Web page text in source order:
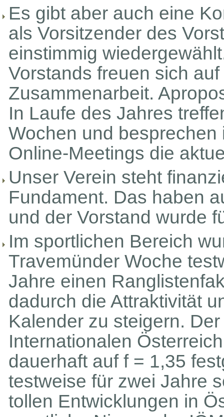
Es gibt aber auch eine
als Vorsitzender des
einstimmig
Vorstands freuen sich
Zusammenarbeit.
In Laufe des Jahres
Wochen und
Online-Meetings die
Unser Verein steht
Fundament. Das haben
und der Vorstand wurde
Im sportlichen Bereich
Travemünder Woche
Jahre einen
dadurch die Attraktivität
Kalender zu steigern.
Internationalen
dauerhaft auf f = 1,35
testweise für zwei Jahre
tollen Entwicklungen in